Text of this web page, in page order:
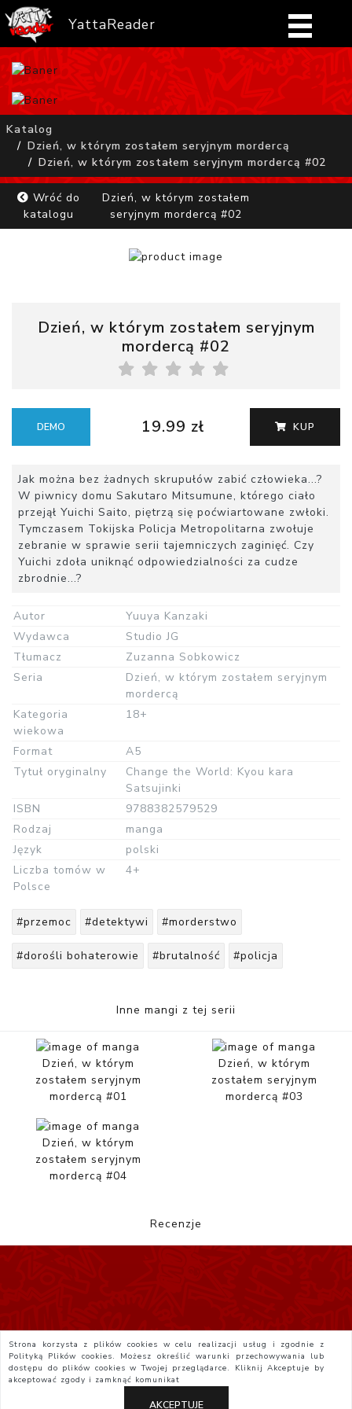
YattaReader
Home
FAQ
Mangi
Katalog
Dzień, w którym zostałem seryjnym mordercą
Dzień, w którym zostałem seryjnym mordercą #02
Wróć do
katalogu
Dzień, w którym zostałem
seryjnym mordercą #02
Dzień, w którym zostałem seryjnym
mordercą #02
DEMO 19.99 zł KUP
Jak można bez żadnych skrupułów zabić człowieka...?
W piwnicy domu Sakutaro Mitsumune, którego ciało
przejął Yuichi Saito, piętrzą się poćwiartowane zwłoki.
Tymczasem Tokijska Policja Metropolitarna zwołuje
zebranie w sprawie serii tajemniczych zaginięć. Czy
Yuichi zdoła uniknąć odpowiedzialności za cudze
zbrodnie...?
Autor
Yuuya Kanzaki
Wydawca
Studio JG
Tłumacz
Zuzanna Sobkowicz
Seria
Dzień, w którym zostałem seryjnym
mordercą
Kategoria
wiekowa
18+
Format
A5
Tytuł oryginalny
Change the World: Kyou kara
Satsujinki
ISBN
9788382579529
Rodzaj
manga
Język
polski
Liczba tomów w
Polsce
4+
#przemoc #detektywi #morderstwo
#dorośli bohaterowie #brutalność #policja
Inne mangi z tej serii
Dzień, w którym
zostałem seryjnym
mordercą #01
Dzień, w którym
zostałem seryjnym
mordercą #03
Dzień, w którym
zostałem seryjnym
mordercą #04
Recenzje
Strona korzysta z plików cookies w celu realizacji usług i zgodnie z
Polityką Plików cookies. Możesz określić warunki przechowywania lub
dostępu do plików cookies w Twojej przeglądarce. KliknijAkceptuje by
akceptować zgody i zamknąć komunikat
AKCEPTUJE